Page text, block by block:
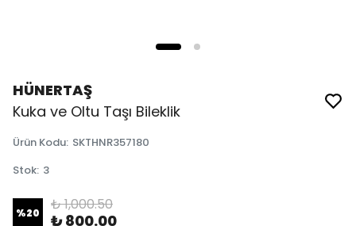
HÜNERTAŞ
Kuka ve Oltu Taşı Bileklik
Ürün Kodu: SKTHNR357180
Stok: 3
%20 ₺ 1,000.50
₺ 800.00